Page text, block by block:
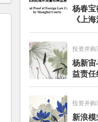
杨春宝
《上
例》
投资并购
杨新宙
益责任
投资并购
新浪